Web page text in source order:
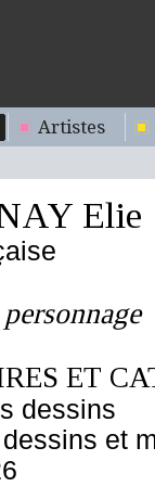
Artistes
Elie
ET
dessins
et